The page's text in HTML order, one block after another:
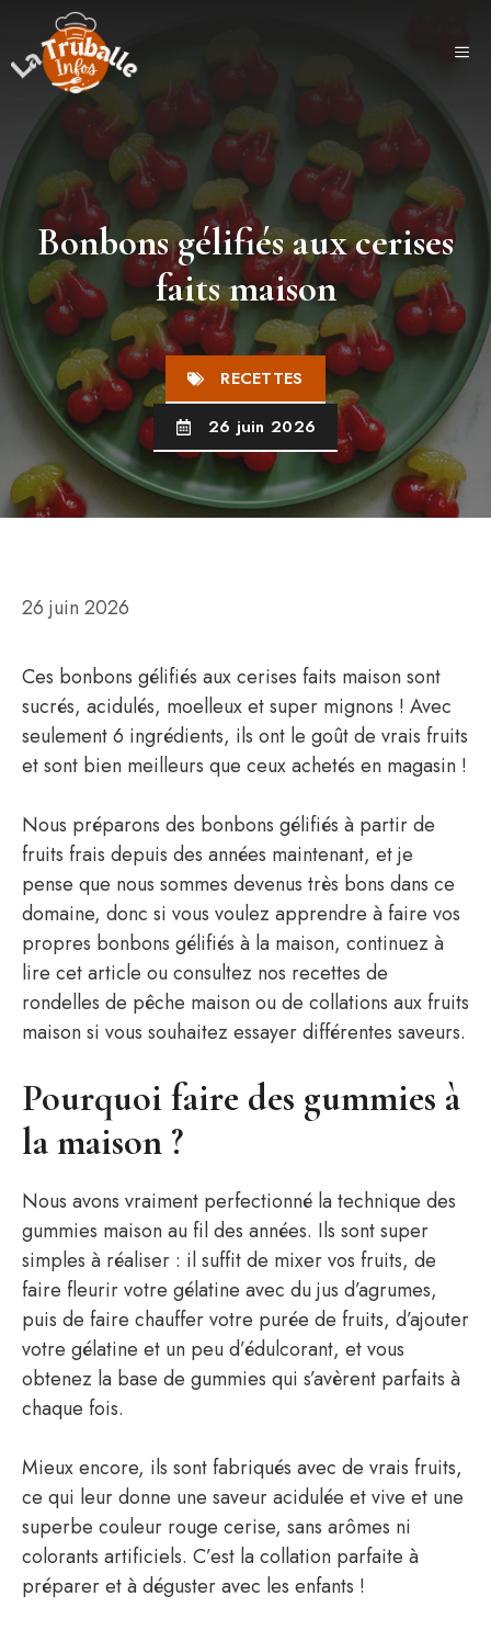
contenu
Bonbons gélifiés aux cerises
faits maison
RECETTES
26 juin 2026
26 juin 2026
Ces bonbons gélifiés aux cerises faits maison sont
sucrés, acidulés, moelleux et super mignons ! Avec
seulement 6 ingrédients, ils ont le goût de vrais fruits
et sont bien meilleurs que ceux achetés en magasin !
Nous préparons des bonbons gélifiés à partir de
fruits frais depuis des années maintenant, et je
pense que nous sommes devenus très bons dans ce
domaine, donc si vous voulez apprendre à faire vos
propres bonbons gélifiés à la maison, continuez à
lire cet article ou consultez nos recettes de
rondelles de pêche maison ou de collations aux fruits
maison si vous souhaitez essayer différentes saveurs.
Pourquoi faire des gummies à
la maison ?
Nous avons vraiment perfectionné la technique des
gummies maison au fil des années. Ils sont super
simples à réaliser : il suffit de mixer vos fruits, de
faire fleurir votre gélatine avec du jus d’agrumes,
puis de faire chauffer votre purée de fruits, d’ajouter
votre gélatine et un peu d’édulcorant, et vous
obtenez la base de gummies qui s’avèrent parfaits à
chaque fois.
Mieux encore, ils sont fabriqués avec de vrais fruits,
ce qui leur donne une saveur acidulée et vive et une
superbe couleur rouge cerise, sans arômes ni
colorants artificiels. C’est la collation parfaite à
préparer et à déguster avec les enfants !